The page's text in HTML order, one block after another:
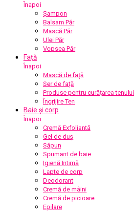
Înapoi
Șampon
Balsam Păr
Mască Păr
Ulei Păr
Vopsea Păr
Față
Înapoi
Mască de față
Ser de față
Produse pentru curățarea tenului
Îngrijire Ten
Baie și corp
Înapoi
Cremă Exfoliantă
Gel de duș
Săpun
Spumant de baie
Igienă Intimă
Lapte de corp
Deodorant
Cremă de mâini
Cremă de picioare
Epilare